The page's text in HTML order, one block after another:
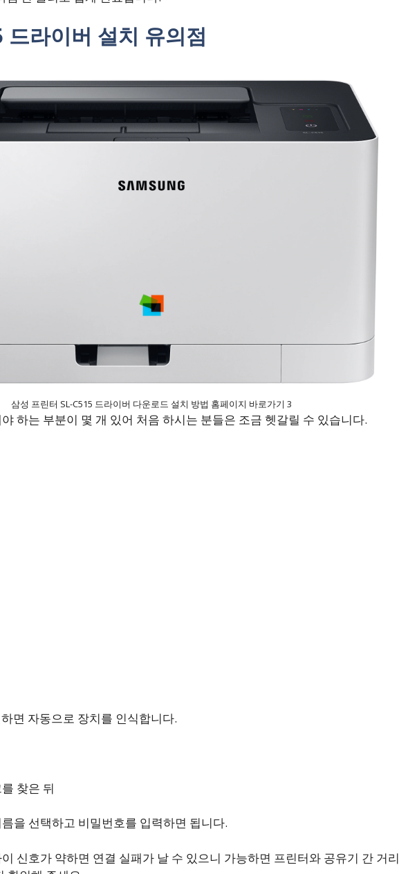
드라이버 설치 유의점
삼성 프린터 SL-C515 드라이버 다운로드 설치 방법 홈페이지 바로가기 3
하는 부분이 몇 개 있어 처음 하시는 분들은 조금 헷갈릴 수 있습니다.
면 자동으로 장치를 인식합니다.
찾은 뒤
을 선택하고 비밀번호를 입력하면 됩니다.
신호가 약하면 연결 실패가 날 수 있으니 가능하면 프린터와 공유기 간 거리